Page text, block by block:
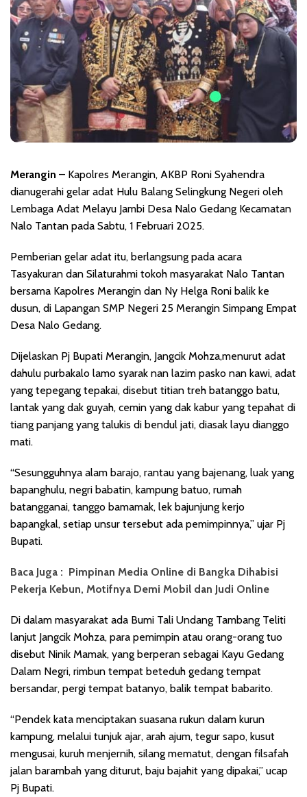
Merangin – Kapolres Merangin, AKBP Roni Syahendra
dianugerahi gelar adat Hulu Balang Selingkung Negeri oleh
Lembaga Adat Melayu Jambi Desa Nalo Gedang Kecamatan
Nalo Tantan pada Sabtu, 1 Februari 2025.
Pemberian gelar adat itu, berlangsung pada acara
Tasyakuran dan Silaturahmi tokoh masyarakat Nalo Tantan
bersama Kapolres Merangin dan Ny Helga Roni balik ke
dusun, di Lapangan SMP Negeri 25 Merangin Simpang Empat
Desa Nalo Gedang.
Dijelaskan Pj Bupati Merangin, Jangcik Mohza,menurut adat
dahulu purbakalo lamo syarak nan lazim pasko nan kawi, adat
yang tepegang tepakai, disebut titian treh batanggo batu,
lantak yang dak guyah, cemin yang dak kabur yang tepahat di
tiang panjang yang talukis di bendul jati, diasak layu dianggo
mati.
“Sesungguhnya alam barajo, rantau yang bajenang, luak yang
bapanghulu, negri babatin, kampung batuo, rumah
batangganai, tanggo bamamak, lek bajunjung kerjo
bapangkal, setiap unsur tersebut ada pemimpinnya,” ujar Pj
Bupati.
Baca Juga : Pimpinan Media Online di Bangka Dihabisi
Pekerja Kebun, Motifnya Demi Mobil dan Judi Online
Di dalam masyarakat ada Bumi Tali Undang Tambang Teliti
lanjut Jangcik Mohza, para pemimpin atau orang-orang tuo
disebut Ninik Mamak, yang berperan sebagai Kayu Gedang
Dalam Negri, rimbun tempat beteduh gedang tempat
bersandar, pergi tempat batanyo, balik tempat babarito.
“Pendek kata menciptakan suasana rukun dalam kurun
kampung, melalui tunjuk ajar, arah ajum, tegur sapo, kusut
mengusai, kuruh menjernih, silang mematut, dengan filsafah
jalan barambah yang diturut, baju bajahit yang dipakai,” ucap
Pj Bupati.